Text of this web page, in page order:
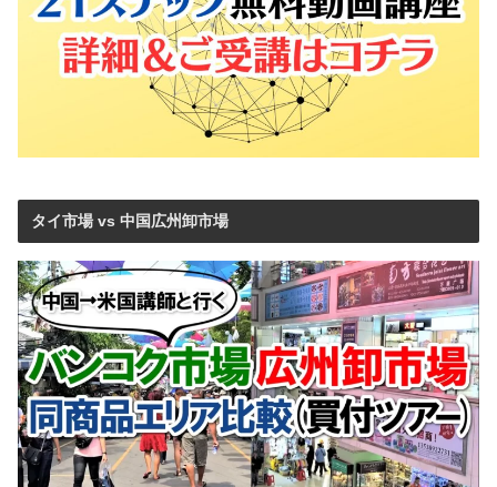
タイ市場 vs 中国広州卸市場